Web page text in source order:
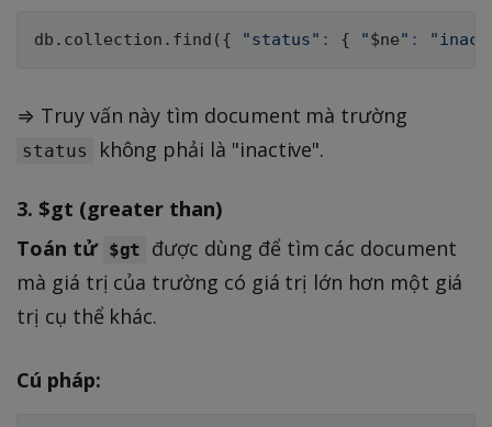
db.collection.find ( { "status" : { "$ne" :
⇒ Truy vấn này tìm document mà trường
status không phải là "inactive".
3. $gt (greater than)
Toán tử $gt
được dùng để tìm các document
mà giá trị của trường có giá trị lớn hơn một giá
trị cụ thể khác.
Cú pháp: